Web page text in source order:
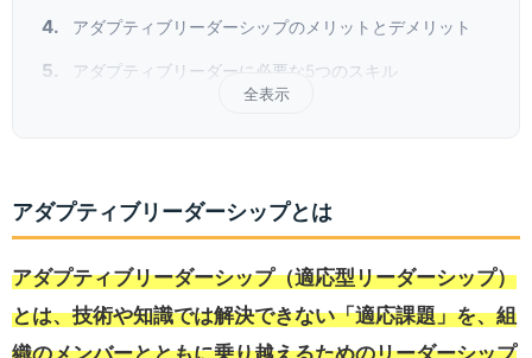
アダプティブリーダーシップのメリットとデメリット
アダプティブリーダーに必要な5つのスキル
全表示
アダプティブリーダーシップとは
アダプティブリーダーシップ（適応型リーダーシップ）
とは、技術や知識では解決できない「適応課題」を、組
織のメンバーとともに乗り越えるためのリーダーシップ